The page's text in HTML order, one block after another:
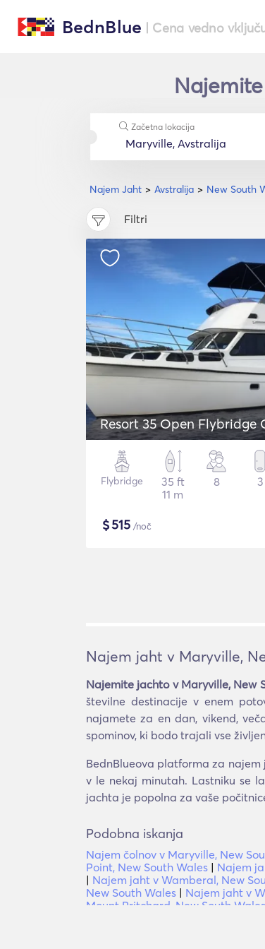
BednBlue | Cena vedno
Najem Jaht Avstralija New South
Začetna lokacija
Filtri
Resort 35 Open Flybridge
Flybridge
35 ft
11 m
8 3
$515 /noč
Najem jaht v Maryville,
Najemite jachto v Maryville, New
številne destinacije v enem
najamete za en dan, vikend,
spominov, ki bodo trajali vse
BednBlueova platforma za
v le nekaj minutah. Lastniku se
jachta je popolna za vaše
Podobna iskanja
Najem čolnov v Maryville, New
Point, New South Wales | Najem
| Najem jaht v Wamberal, New
New South Wales | Najem jaht v
Mount Pritchard, New South Wales